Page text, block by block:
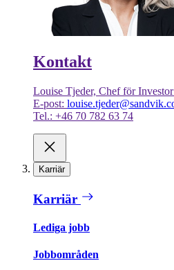
Kontakt
Louise Tjeder, Chef för
E-post:
Tel.: +46 70 782 63 74
Karriär
Karriär
Lediga jobb
Jobbområden